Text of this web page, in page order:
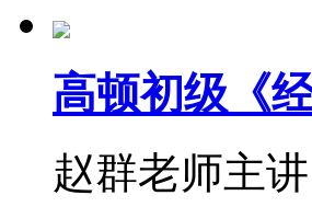
高顿初级《
赵群老师主